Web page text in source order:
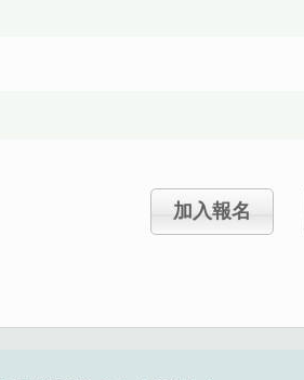
加入報名